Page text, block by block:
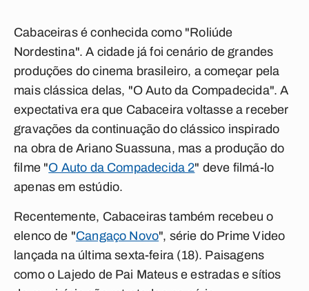
Cabaceiras é conhecida como "Roliúde
Nordestina". A cidade já foi cenário de grandes
produções do cinema brasileiro, a começar pela
mais clássica delas, "O Auto da Compadecida". A
expectativa era que Cabaceira voltasse a receber
gravações da continuação do clássico inspirado
na obra de Ariano Suassuna, mas a produção do
filme "O Auto da Compadecida 2" deve filmá-lo
apenas em estúdio.
Recentemente, Cabaceiras também recebeu o
elenco de "Cangaço Novo", série do Prime Video
lançada na última sexta-feira (18). Paisagens
como o Lajedo de Pai Mateus e estradas e sítios